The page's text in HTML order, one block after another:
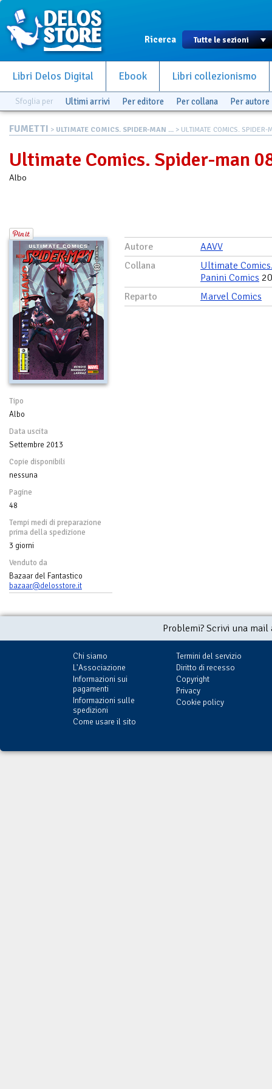
Ricerca
Libri Delos Digital Ebook Libri collezionismo
Sfoglia per Ultimi arrivi Per editore Per collana Per autore
FUMETTI > ULTIMATE COMICS. SPIDER-MAN ... > ULTIMATE COMICS. SPIDER-
Ultimate Comics. Spider-man
Albo
Tipo
Albo
Data uscita
Settembre 2013
Copie disponibili
nessuna
Pagine
48
Tempi medi di preparazione
prima della spedizione
3 giorni
Venduto da
Bazaar del Fantastico
bazaar@delosstore.it
Autore
AAVV
Collana
Ultimate
Panini Comics
Reparto
Marvel Comics
Problemi? Scrivi una
Chi siamo
L'Associazione
Informazioni sui
pagamenti
Informazioni sulle
spedizioni
Come usare il sito
Termini del servizio
Diritto di recesso
Copyright
Privacy
Cookie policy